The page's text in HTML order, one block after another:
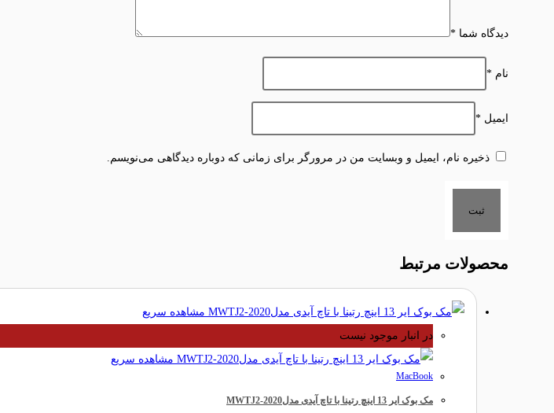
دیدگاه شما *
نام *
ایمیل *
ذخیره نام، ایمیل و وبسایت من در مرورگر برای زمانی که دوباره دیدگاهی می‌نویسم.
محصولات مرتبط
مشاهده سریع
در انبار موجود نیست
مشاهده سریع
MacBook
مک بوک ایر 13 اینچ رتینا با تاچ آیدی مدلMWTJ2-2020